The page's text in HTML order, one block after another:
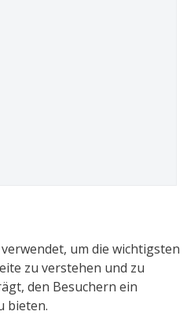
um die wichtigsten
zu verstehen und zu
den Besuchern ein
bieten.